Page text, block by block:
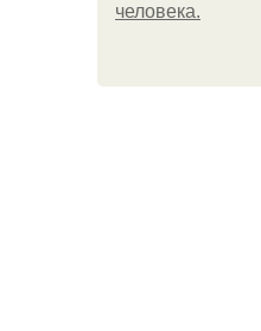
человека.